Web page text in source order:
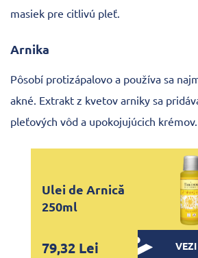
masiek pre citlivú pleť.
Arnika
Pôsobí protizápalovo a používa sa
akné. Extrakt z kvetov arniky sa
pleťových vôd a upokojujúcich krémov.
Ulei de Arnică
250ml
79,32 Lei